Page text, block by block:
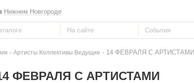
Нижнем Новгороде
- Артисты Коллективы Ведущие - 14 ФЕВРАЛЯ С АРТИСТАМИ
ФЕВРАЛЯ С АРТИСТАМИ